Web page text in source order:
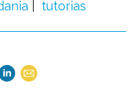
tutorias